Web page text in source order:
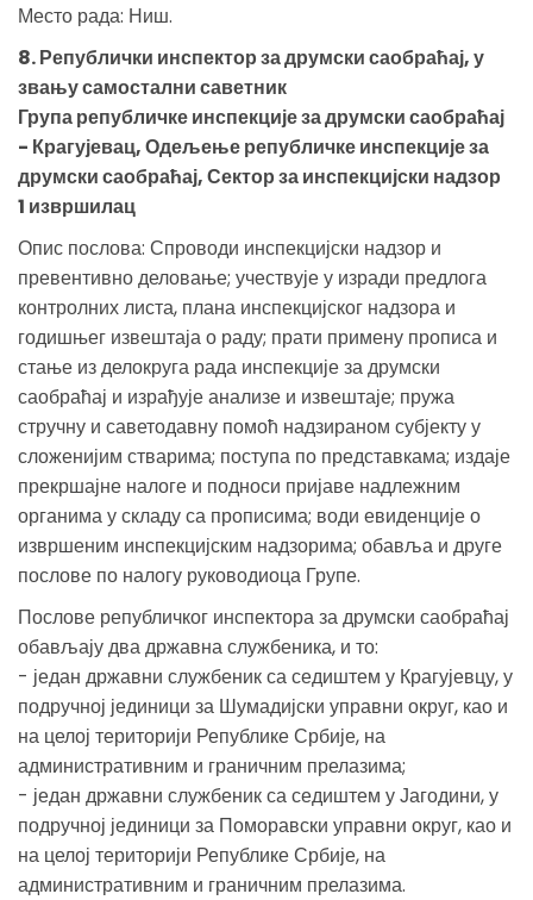
Место рада: Ниш.
8. Републички инспектор за друмски саобраћај, у
звању самостални саветник
Група републичке инспекције за друмски саобраћај
- Крагујевац, Одељење републичке инспекције за
друмски саобраћај, Сектор за инспекцијски надзор
1 извршилац
Опис послова: Спроводи инспекцијски надзор и
превентивно деловање; учествује у изради предлога
контролних листа, плана инспекцијског надзора и
годишњег извештаја о раду; прати примену прописа и
стање из делокруга рада инспекције за друмски
саобраћај и израђује анализе и извештаје; пружа
стручну и саветодавну помоћ надзираном субјекту у
сложенијим стварима; поступа по представкама; издаје
прекршајне налоге и подноси пријаве надлежним
органима у складу са прописима; води евиденције о
извршеним инспекцијским надзорима; обавља и друге
послове по налогу руководиоца Групе.
Послове републичког инспектора за друмски саобраћај
обављају два државна службеника, и то:
- један државни службеник са седиштем у Крагујевцу, у
подручној јединици за Шумадијски управни округ, као и
на целој територији Републике Србије, на
административним и граничним прелазима;
- један државни службеник са седиштем у Јагодини, у
подручној јединици за Поморавски управни округ, као и
на целој територији Републике Србије, на
административним и граничним прелазима.